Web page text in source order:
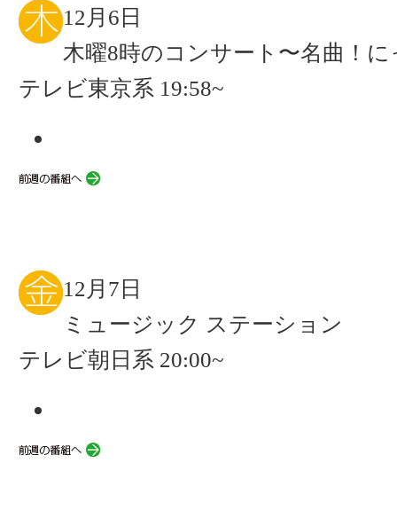
12月6日
木曜8時のコンサート〜名曲！
テレビ東京系 19:58~
12月7日
ミュージック ステーション
テレビ朝日系 20:00~